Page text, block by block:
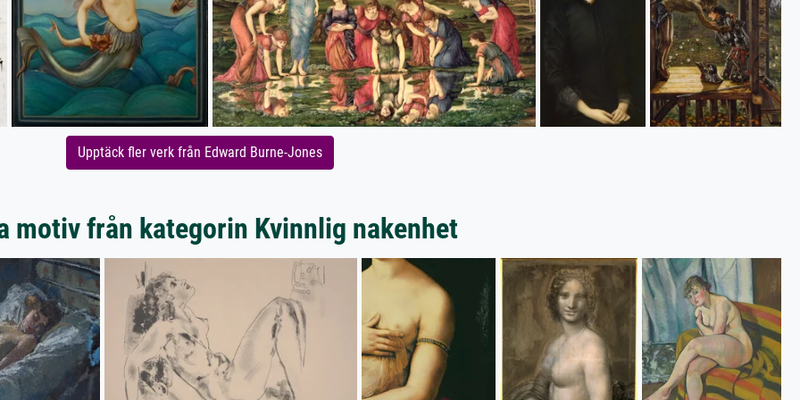
Upptäck fler verk från Edward Burne-Jones
motiv från kategorin Kvinnlig nakenhet